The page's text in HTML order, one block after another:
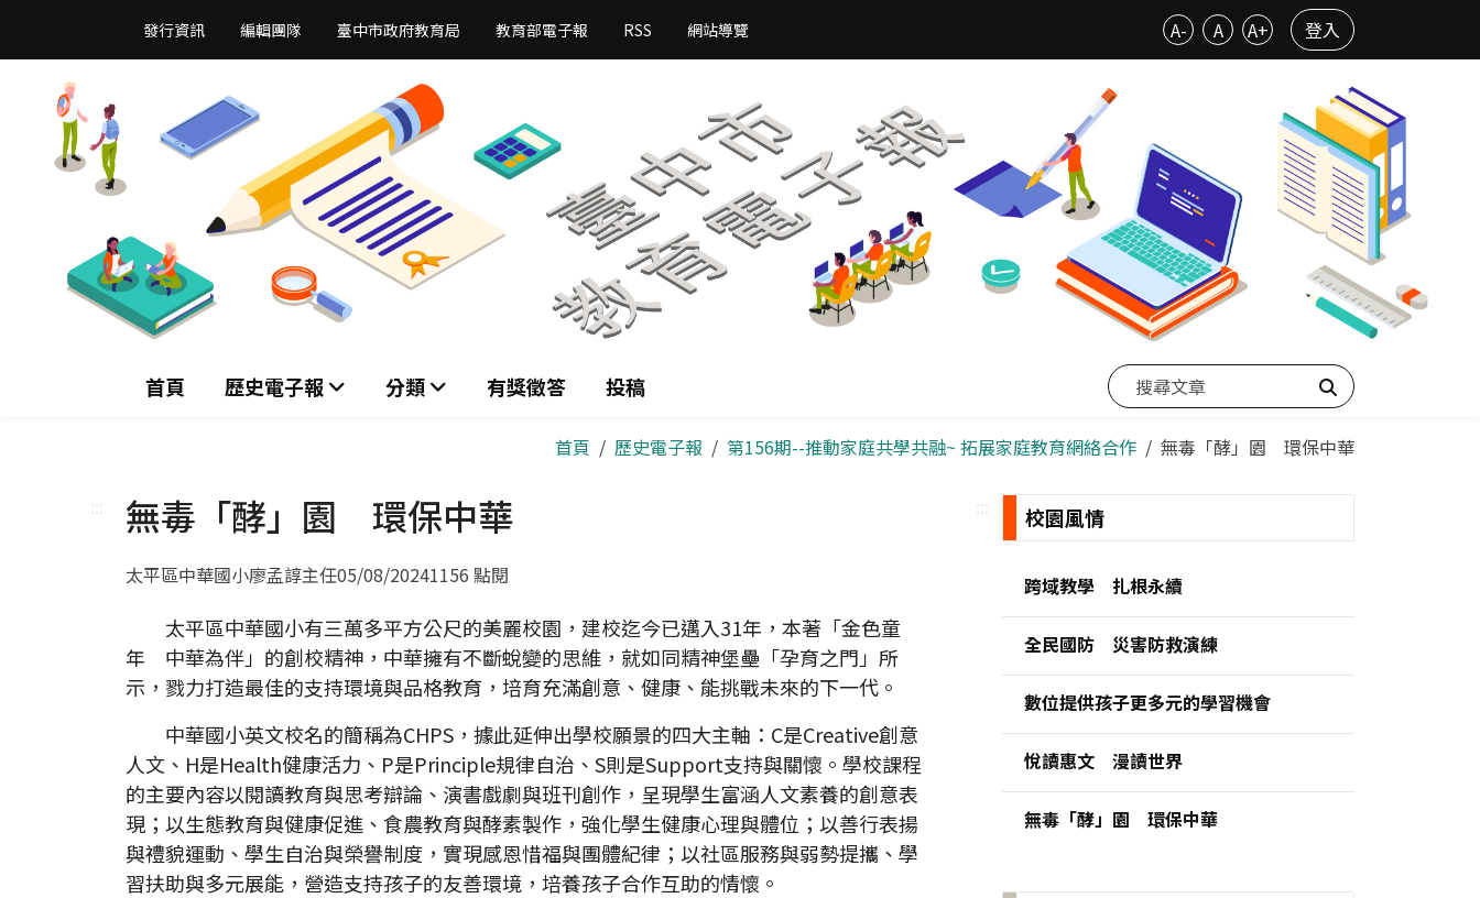
主
發行資訊 編輯團隊 臺中市政府教育局 教育部電子報 RSS 網站導覽 A- A A+ 登入
首頁 歷史電子報 分類 有獎徵答 投稿
搜尋
首頁 歷史電子報 第156期--推動家庭共學共融~ 拓展家庭教育網絡合作 無毒「酵」園 環保中華
::: 無毒「酵」園 環保中華
太平區中華國小廖孟諄主任05/08/20241156 點閱
太平區中華國小有三萬多平方公尺的美麗校園，建校迄今已邁入31年，本著「金色童
年 中華為伴」的創校精神，中華擁有不斷蛻變的思維，就如同精神堡壘「孕育之門」所
示，戮力打造最佳的支持環境與品格教育，培育充滿創意、健康、能挑戰未來的下一代。
中華國小英文校名的簡稱為CHPS，據此延伸出學校願景的四大主軸：C是Creative創意
人文、H是Health健康活力、P是Principle規律自治、S則是Support支持與關懷。學校課程
的主要內容以閱讀教育與思考辯論、演書戲劇與班刊創作，呈現學生富涵人文素養的創意表
現；以生態教育與健康促進、食農教育與酵素製作，強化學生健康心理與體位；以善行表揚
與禮貌運動、學生自治與榮譽制度，實現感恩惜福與團體紀律；以社區服務與弱勢提攜、學
習扶助與多元展能，營造支持孩子的友善環境，培養孩子合作互助的情懷。
::: 校園風情
跨域教學 扎根永續
全民國防 災害防救演練
數位提供孩子更多元的學習機會
悅讀惠文 漫讀世界
無毒「酵」園 環保中華